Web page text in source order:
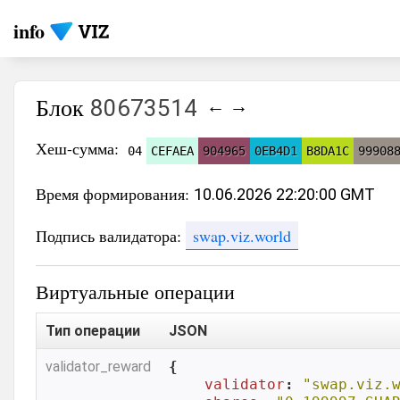
info
Блок 80673514 ← →
Хеш-сумма:
04 CEFAEA 904965 0EB4D1 B8DA1C 999088
Время формирования: 10.06.2026 22:20:00 GMT
Подпись валидатора: swap.viz.world
Виртуальные операции
Тип операции JSON
validator_reward
{
validator :